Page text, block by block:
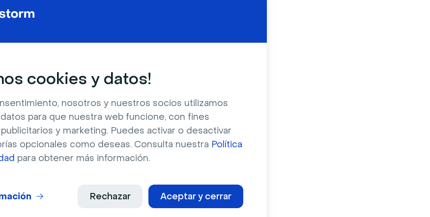
cookies y datos!
nosotros y nuestros socios utilizamos
para que nuestra web funcione, con fines
y marketing. Puedes activar o desactivar
opcionales como deseas. Consulta nuestra Política
para obtener más información.
Aceptar y cerrar
Rechazar
Medios?
ordenador para subir cualquier archivo
asistentes
Medios?
tu cuenta de Livestorm, o utiliza el atajo
derecha de tu sala de evento.